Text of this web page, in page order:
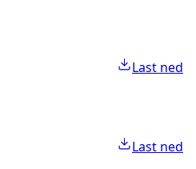
Last ned
Last ned